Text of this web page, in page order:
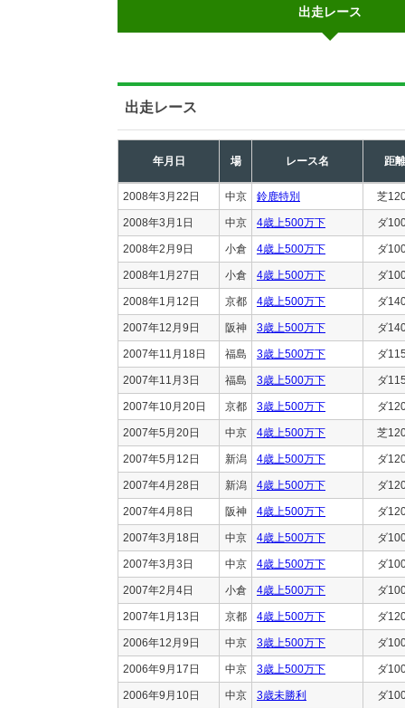
出走レース
出走レース
年月日 場 レース名 距離
2008年3月22日 中京 鈴鹿特別 芝
2008年3月1日 中京 4歳上500万下 ダ
2008年2月9日 小倉 4歳上500万下 ダ
2008年1月27日 小倉 4歳上500万下 ダ
2008年1月12日 京都 4歳上500万下 ダ
2007年12月9日 阪神 3歳上500万下 ダ
2007年11月18日 福島 3歳上500万下 ダ
2007年11月3日 福島 3歳上500万下 ダ
2007年10月20日 京都 3歳上500万下 ダ
2007年5月20日 中京 4歳上500万下 芝
2007年5月12日 新潟 4歳上500万下 ダ
2007年4月28日 新潟 4歳上500万下 ダ
2007年4月8日 阪神 4歳上500万下 ダ
2007年3月18日 中京 4歳上500万下 ダ
2007年3月3日 中京 4歳上500万下 ダ
2007年2月4日 小倉 4歳上500万下 ダ
2007年1月13日 京都 4歳上500万下 ダ
2006年12月9日 中京 3歳上500万下 ダ
2006年9月17日 中京 3歳上500万下 ダ
2006年9月10日 中京 3歳未勝利 ダ